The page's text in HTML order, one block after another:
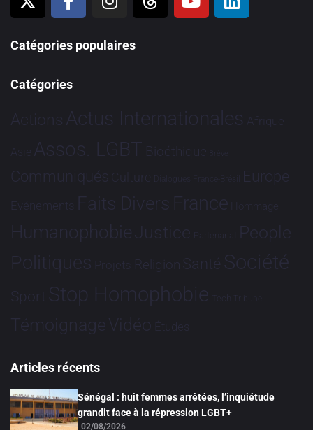
Catégories populaires
Catégories
Actions Actus Internationales Afrique
Asie Assos. LGBT Bioéthique Brève
Communiqués Culture Dialogues France-Brésil Europe
Evénements Faits Divers France Hommage
HumanophobieJustice Partenariat People
Politiques Projets Religion Santé Société
Sport Stop Homophobie Tech Tribune
TémoignageVidéo Études
Articles récents
Sénégal : huit femmes arrêtées, l’inquiétude
grandit face à la répression LGBT+
02/08/2026